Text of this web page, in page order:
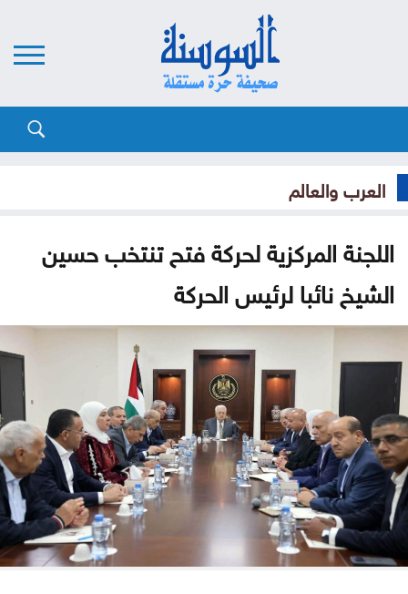
العرب والعالم
اللجنة المركزية لحركة فتح تنتخب حسين
الشيخ نائبا لرئيس الحركة